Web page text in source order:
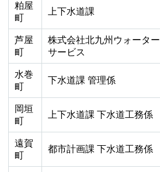
粕屋
町
上下水道課
芦屋
町
株式会社北九州ウォーター
サービス
水巻
町
下水道課 管理係
岡垣
町
上下水道課 下水道工務係
遠賀
町
都市計画課 下水道工務係